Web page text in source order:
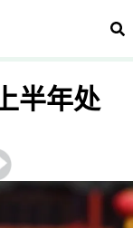
搜
半年处